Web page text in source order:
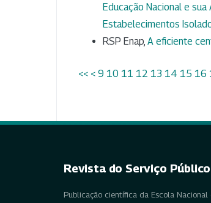
Educação Nacional e
Estabelecimentos
RSP Enap, A eficiente
<< < 9 10 11 12 13 14 15 16
Revista do Serviço Público
Publicação científica da Escola